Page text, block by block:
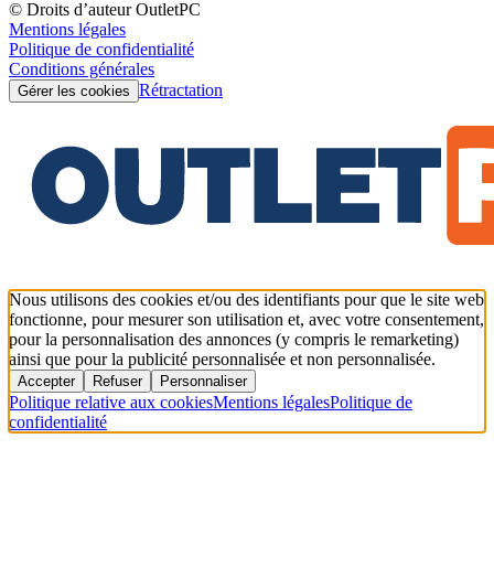
© Droits d’auteur OutletPC
Mentions légales
Politique de confidentialité
Conditions générales
Gérer les cookies Rétractation
Nous utilisons des cookies et/ou des identifiants pour que le site web
fonctionne, pour mesurer son utilisation et, avec votre consentement,
pour la personnalisation des annonces (y compris le remarketing)
ainsi que pour la publicité personnalisée et non personnalisée.
Accepter Refuser Personnaliser
Politique relative aux cookiesMentions légalesPolitique de
confidentialité